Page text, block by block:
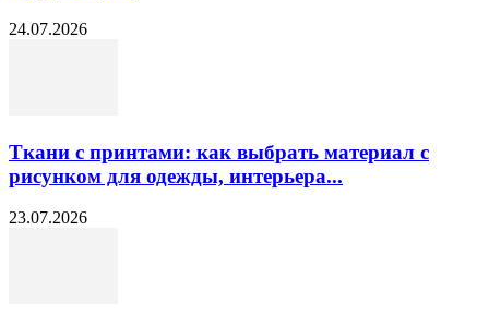
24.07.2026
Ткани с принтами: как выбрать материал с
рисунком для одежды, интерьера...
23.07.2026